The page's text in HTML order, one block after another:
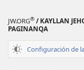
JW.ORG® / KAYLLAN
PAGINANQA
Configuración de